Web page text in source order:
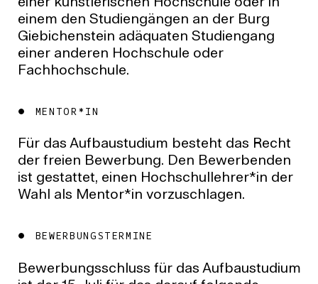
einer künstlerischen Hochschule oder in
einem den Studiengängen an der Burg
Giebichenstein adäquaten Studiengang
einer anderen Hochschule oder
Fachhochschule.
MENTOR*IN
Für das Aufbaustudium besteht das Recht
der freien Bewerbung. Den Bewerbenden
ist gestattet, einen Hochschullehrer*in der
Wahl als Mentor*in vorzuschlagen.
BEWERBUNGSTERMINE
Bewerbungsschluss für das Aufbaustudium